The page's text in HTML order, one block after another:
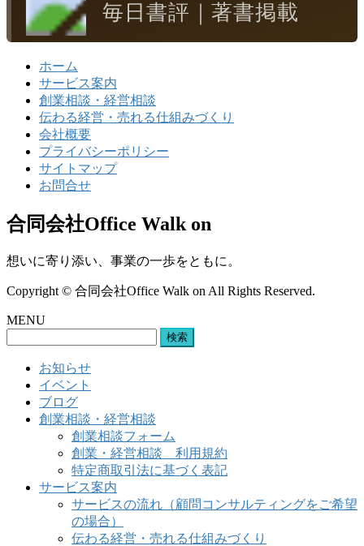
毎日書評｜著書掲載
ホーム
サービス案内
創業相談・経営相談
伝わる経営・売れる仕組みづくり
会社概要
プライバシーポリシー
サイトマップ
お問合せ
合同会社Office Walk on
想いに寄り添い、事業の一歩をともに。
Copyright © 合同会社Office Walk on All Rights Reserved.
MENU
お知らせ
イベント
ブログ
創業相談・経営相談
創業相談フォーム
創業・経営相談 利用規約
特定商取引法に基づく表記
サービス案内
サービスの流れ（顧問コンサルティングをご希望
の場合）
伝わる経営・売れる仕組みづくり